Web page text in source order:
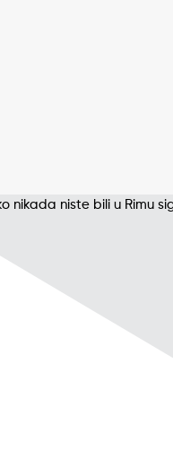
nikada niste bili u Rimu